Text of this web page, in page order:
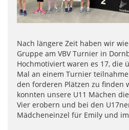
Nach längere Zeit haben wir
Gruppe am VBV Turnier in
Hochmotiviert waren es 17, die
Mal an einem Turnier
den forderen Plätzen zu finden
konnten unsere U11 Mächen
Vier erobern und bei den
Mädcheneinzel für Emily und